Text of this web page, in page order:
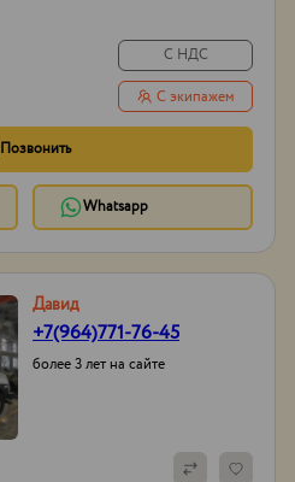
Вездеход
С НДС
С экипажем
Позвонить
Whatsapp
Давид
+7(964)771-76-45
более 3 лет на сайте